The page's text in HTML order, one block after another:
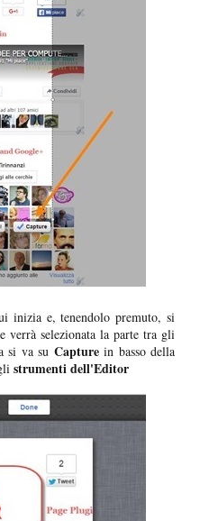
inizia e, tenendolo premuto, si
verrà selezionata la parte tra gli
si va su Capturein basso della
strumenti dell'Editor